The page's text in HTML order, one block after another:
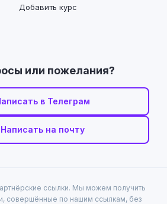
Добавить курс
или пожелания?
в Телеграм
Написать на почту
ссылки. Мы можем получить
совершённые по нашим ссылкам, без